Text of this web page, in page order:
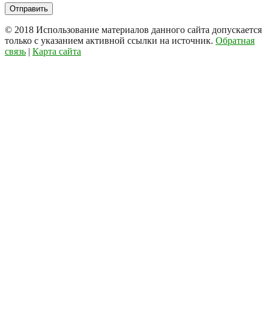
© 2018 Использование материалов данного сайта допускается
только с указанием активной ссылки на источник. Обратная
связь | Карта сайта